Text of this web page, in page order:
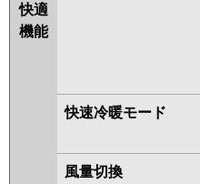
快適
機能
快速冷暖モード
風量切換